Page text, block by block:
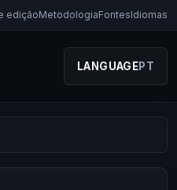
ediçãoMetodologiaFontesIdiomas
LANGUAGEPT